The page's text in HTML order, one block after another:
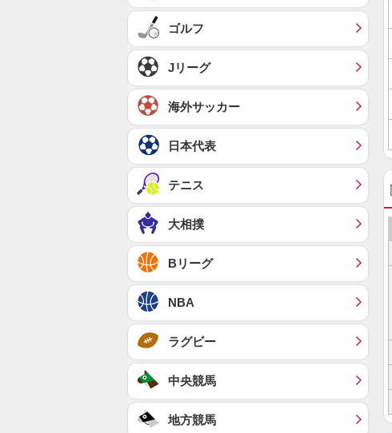
ゴルフ
Jリーグ
海外サッカー
日本代表
テニス
大相撲
Bリーグ
NBA
ラグビー
中央競馬
地方競馬